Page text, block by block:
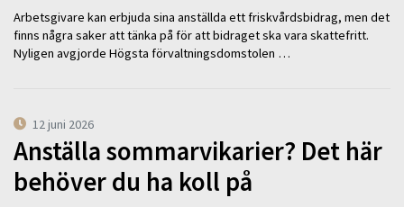
Arbetsgivare kan erbjuda sina anställda ett friskvårdsbidrag, men det
finns några saker att tänka på för att bidraget ska vara skattefritt.
Nyligen avgjorde Högsta förvaltningsdomstolen …
12 juni 2026
Anställa sommarvikarier? Det här
behöver du ha koll på